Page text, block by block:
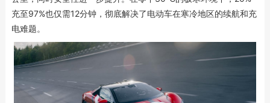
充至97%也仅需12分钟，彻底解决了电动车在寒冷地区的续航和充
电难题。